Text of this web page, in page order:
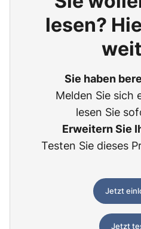
lesen?
Sie haben
Melden Sie sich
lesen Sie
Erweitern Sie
Testen Sie dieses
Jetzt
Jetzt